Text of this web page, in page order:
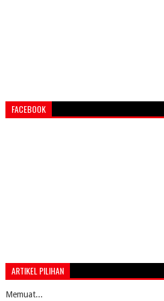
FACEBOOK
ARTIKEL PILIHAN
Memuat...